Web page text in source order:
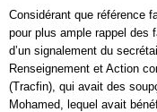
Considérant que référence
pour plus ample rappel des
d’un signalement du
Renseignement et Action
(Tracfin), qui avait des
Mohamed, lequel avait